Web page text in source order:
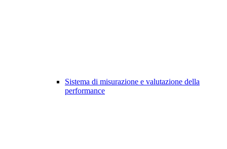
Sistema di misurazione e valutazione della
performance